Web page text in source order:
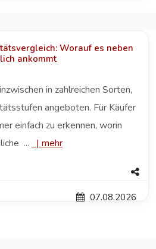
Worauf es neben
ankommt
in zahlreichen Sorten,
angeboten. Für Käufer
einfach zu erkennen, worin
...
| mehr
07.08.2026